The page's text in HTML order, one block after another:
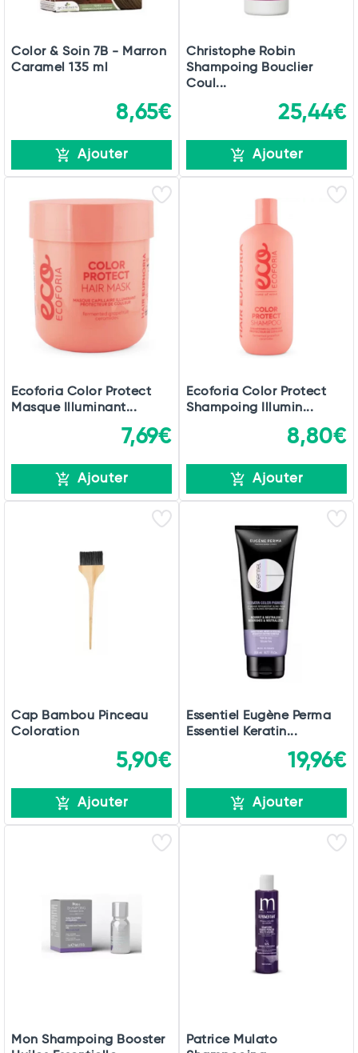
Color & Soin 7B - Marron
Caramel 135 ml
8,65€
Ajouter
Christophe Robin
Shampoing Bouclier
Coul...
25,44€
Ajouter
Ecoforia Color Protect
Masque Illuminant...
7,69€
Ajouter
Ecoforia Color Protect
Shampoing Illumin...
8,80€
Ajouter
Cap Bambou Pinceau
Coloration
5,90€
Ajouter
Essentiel Eugène Perma
Essentiel Keratin...
19,96€
Ajouter
Mon Shampoing Booster
Patrice Mulato